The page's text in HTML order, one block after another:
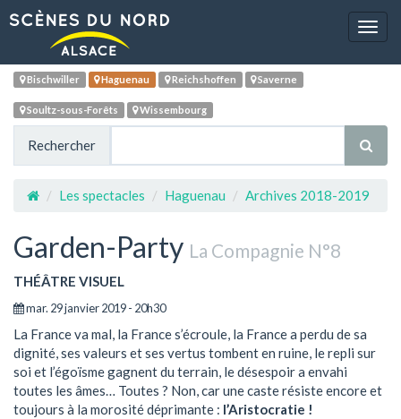
Bischwiller Haguenau Reichshoffen Saverne
Soultz-sous-Forêts Wissembourg
Rechercher
Les spectacles Haguenau Archives 2018-2019
Garden-Party La Compagnie N°8
THÉÂTRE VISUEL
mar. 29 janvier 2019 - 20h30
La France va mal, la France s’écroule, la France a perdu de sa
dignité, ses valeurs et ses vertus tombent en ruine, le repli sur
soi et l’égoïsme gagnent du terrain, le désespoir a envahi
toutes les âmes… Toutes ? Non, car une caste résiste encore et
toujours à la morosité déprimante : l’Aristocratie !